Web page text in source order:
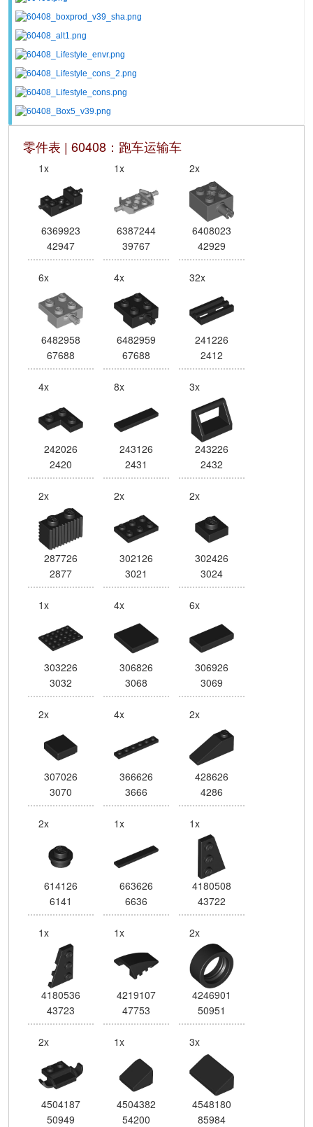
零件表 | 60408：跑车运输车
1x
6369923
42947
1x
6387244
39767
2x
6408023
42929
6x
6482958
67688
4x
6482959
67688
32x
241226
2412
4x
242026
2420
8x
243126
2431
3x
243226
2432
2x
287726
2877
2x
302126
3021
2x
302426
3024
1x
303226
3032
4x
306826
3068
6x
306926
3069
2x
307026
3070
4x
366626
3666
2x
428626
4286
2x
614126
6141
1x
663626
6636
1x
4180508
43722
1x
4180536
43723
1x
4219107
47753
2x
4246901
50951
2x
4504187
50949
1x
4504382
54200
3x
4548180
85984